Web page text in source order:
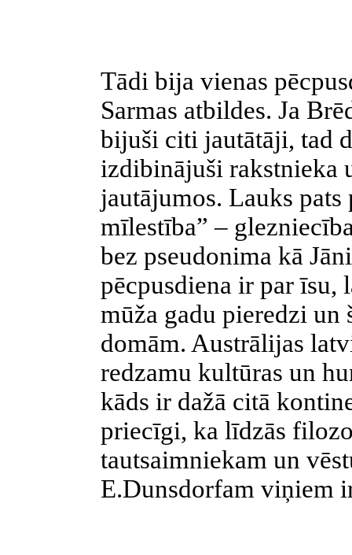
Tādi bija vienas
Sarmas atbildes. Ja
bijuši citi jautātāji, tad
izdibinājuši rakstnieka
jautājumos. Lauks pats
mīlestība” –
bez pseudonima kā
pēcpusdiena ir par īsu,
mūža gadu pieredzi un
domām. Austrālijas
redzamu kultūras un
kāds ir dažā citā
priecīgi, ka līdzās
tautsaimniekam un
E.Dunsdorfam viņiem